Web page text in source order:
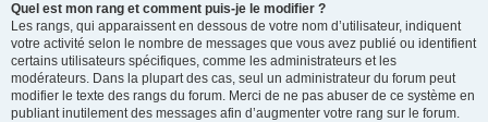
Quel est mon rang et comment puis-je le modifier ?
Les rangs, qui apparaissent en dessous de votre nom d’utilisateur, indiquent
votre activité selon le nombre de messages que vous avez publié ou identifient
certains utilisateurs spécifiques, comme les administrateurs et les
modérateurs. Dans la plupart des cas, seul un administrateur du forum peut
modifier le texte des rangs du forum. Merci de ne pas abuser de ce système en
publiant inutilement des messages afin d’augmenter votre rang sur le forum.